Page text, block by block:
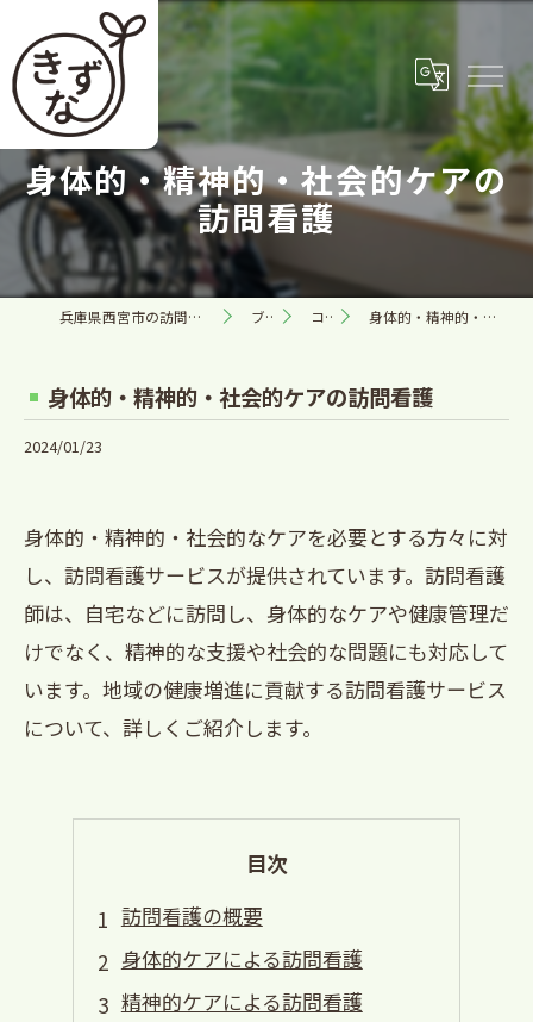
身体的・精神的・社会的ケアの
訪問看護
兵庫県西宮市の訪問看護なら合同会社きずな ブログ コラム 身体的・精神的・社会的ケアの訪問看護
身体的・精神的・社会的ケアの訪問看護
2024/01/23
身体的・精神的・社会的なケアを必要とする方々に対
し、訪問看護サービスが提供されています。訪問看護
師は、自宅などに訪問し、身体的なケアや健康管理だ
けでなく、精神的な支援や社会的な問題にも対応して
います。地域の健康増進に貢献する訪問看護サービス
について、詳しくご紹介します。
目次
訪問看護の概要
身体的ケアによる訪問看護
精神的ケアによる訪問看護